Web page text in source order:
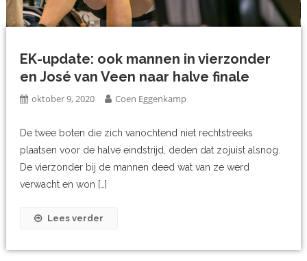
EK-update: ook mannen in vierzonder
en José van Veen naar halve finale
oktober 9, 2020 Coen Eggenkamp
De twee boten die zich vanochtend niet rechtstreeks
plaatsen voor de halve eindstrijd, deden dat zojuist alsnog.
De vierzonder bij de mannen deed wat van ze werd
verwacht en won […]
Lees verder